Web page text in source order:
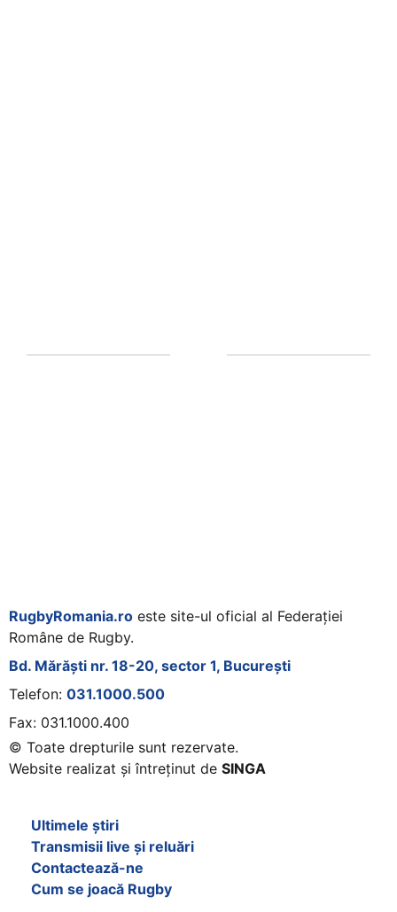
RugbyRomania.ro este site-ul oficial al Federației
Române de Rugby.
Bd. Mărăști nr. 18-20, sector 1, București
Telefon: 031.1000.500
Fax: 031.1000.400
© Toate drepturile sunt rezervate.
Website realizat și întreținut de SINGA
Ultimele știri
Transmisii live și reluări
Contactează-ne
Cum se joacă Rugby